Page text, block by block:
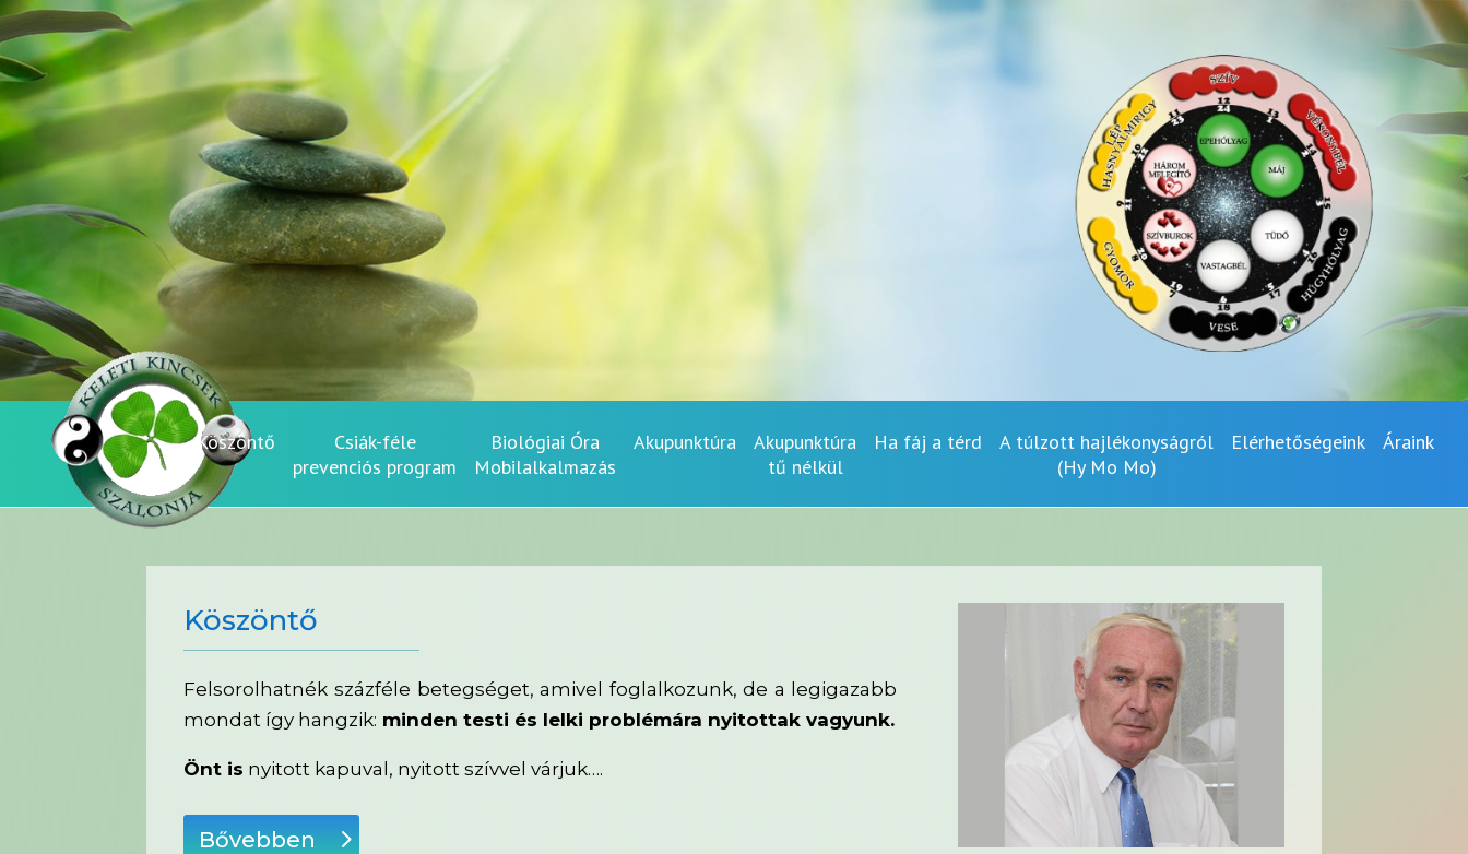
Köszöntő
Csiák-féle
prevenciós program
Biológiai Óra
Mobilalkalmazás
Akupunktúra
Akupunktúra
tű nélkül
Ha fáj a térd
A túlzott hajlékonyságról
(Hy Mo Mo)
Elérhetőségeink Áraink
Köszöntő
Felsorolhatnék százféle betegséget, amivel foglalkozunk, de a legigazabb
mondat így hangzik: minden testi és lelki problémára nyitottak vagyunk.
Önt is nyitott kapuval, nyitott szívvel várjuk….
Bővebben